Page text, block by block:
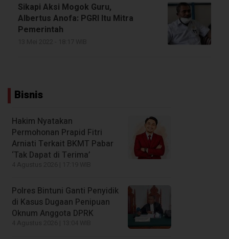
Sikapi Aksi Mogok Guru,
Albertus Anofa: PGRI Itu Mitra
Pemerintah
Bisnis
Hakim Nyatakan
Permohonan Prapid Fitri
Arniati Terkait BKMT Pabar
‘Tak Dapat di Terima’
Polres Bintuni Ganti Penyidik
di Kasus Dugaan Penipuan
Oknum Anggota DPRK